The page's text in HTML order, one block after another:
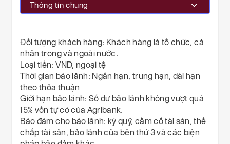
Thông tin chung
Đối tượng khách hàng: Khách hàng là tổ chức, cá
nhân trong và ngoài nước.
Loại tiền: VND, ngoại tệ
Thời gian bảo lãnh: Ngắn hạn, trung hạn, dài hạn
theo thỏa thuận
Giới hạn bảo lãnh:Số dư bảo lãnh không vượt quá
15% vốn tự có của Agribank.
Bảo đảm cho bảo lãnh: ký quỹ, cầm cố tài sản, thế
chấp tài sản, bảo lãnh của bên thứ 3 và các biện